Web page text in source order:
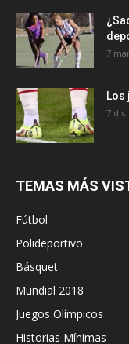
7
Los
7
TEMAS MÁS
Fútbol
Polideportivo
Básquet
Mundial 2018
Juegos Olímpicos
Historias Mínimas